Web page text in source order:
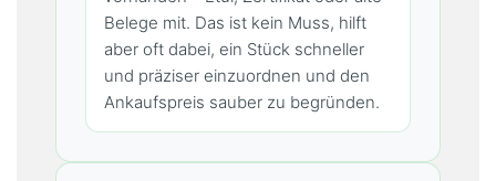
Belege mit. Das ist kein Muss, hilft
aber oft dabei, ein Stück schneller
und präziser einzuordnen und den
Ankaufspreis sauber zu begründen.